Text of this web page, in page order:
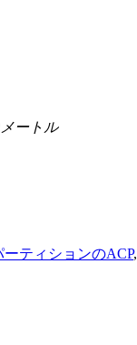
ートル
ーティションのACP,